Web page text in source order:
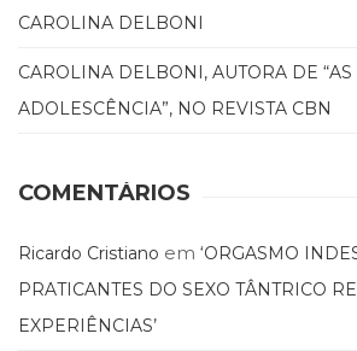
CAROLINA DELBONI
CAROLINA DELBONI, AUTORA DE
ADOLESCÊNCIA”, NO REVISTA CBN
COMENTÁRIOS
Ricardo Cristiano em ‘ORGASMO
PRATICANTES DO SEXO TÂNTRICO
EXPERIÊNCIAS’